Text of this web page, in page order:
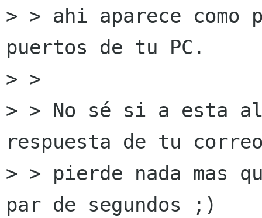
> > ahi aparece como
puertos de tu PC.
> >
> > No sé si a esta
respuesta de tu
> > pierde nada mas
par de segundos ;)